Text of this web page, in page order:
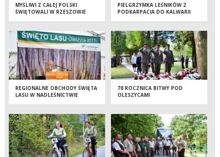
MYŚLIWI Z CAŁEJ POLSKI
ŚWIĘTOWALI W RZESZOWIE
PIELGRZYMKA LEŚNIKÓW Z
PODKARPACIA DO KALWARII
REGIONALNE OBCHODY ŚWIĘTA
LASU W NADLEŚNICTWIE
78 ROCZNICA BITWY POD
OLESZYCAMI